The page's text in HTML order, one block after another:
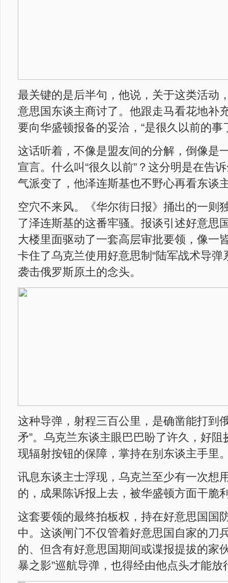
最关键的是后半句，他说，关于这类活动
意思国东谈主商讨了。他跟走马看花地补
要向华盛顿报备的妥洽，“是很久以前的事
这话听着，不像是盟友间的分解，倒像是
宣言。什么叫“很久以前”？这分明是在告
气派变了，他泽连斯基也不野心再看东谈
空穴不来风。《华尔街日报》捅出的一则
了泽连斯基的这番牢骚。报谈引述好意思
大楼里面驱动了一套高层审批要领，像一
卡住了乌克兰使用好意思制“陆军战术导弹
袭击俄罗斯原土的念头。
这种导弹，射程三百公里，是确凿能打到
矛”。乌克兰东谈主眼巴巴盼了许久，好阻
现辐射按钮的保障，掌持在别东谈主手里
讯息东谈主士浮现，乌克兰至少有一次想
的，成果陈诉报上去，被华盛顿方面干脆
这套要领的最终拍板权，持在好意思国国
中。这谈闸门不仅管着好意思国自家的刀
的、但含有好意思国期间或谍报提拔的家
暴之影”巡航导弹，也得经由他点头才能放